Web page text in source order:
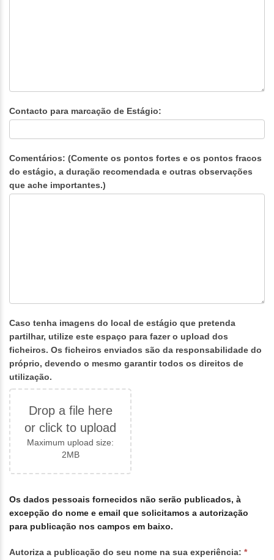
Contacto para marcação de Estágio:
Comentários: (Comente os pontos fortes e os pontos fracos
do estágio, a duração recomendada e outras observações
que ache importantes.)
Caso tenha imagens do local de estágio que pretenda
partilhar, utilize este espaço para fazer o upload dos
ficheiros. Os ficheiros enviados são da responsabilidade do
próprio, devendo o mesmo garantir todos os direitos de
utilização.
Drop a file here
or click to upload
Maximum upload size:
2MB
Os dados pessoais fornecidos não serão publicados, à
excepção do nome e email que solicitamos a autorização
para publicação nos campos em baixo.
Autoriza a publicação do seu nome na sua experiência: *